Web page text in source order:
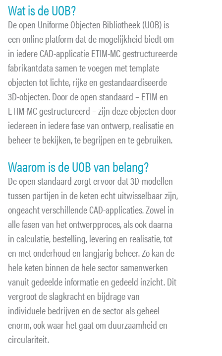
Wat is de UOB?
De open Uniforme Objecten Bibliotheek (UOB) is
een online platform dat de mogelijkheid biedt om
in iedere CAD-applicatie ETIM-MC gestructureerde
fabrikantdata samen te voegen met template
objecten tot lichte, rijke en gestandaardiseerde
3D-objecten. Door de open standaard – ETIM en
ETIM-MC gestructureerd – zijn deze objecten door
iedereen in iedere fase van ontwerp, realisatie en
beheer te bekijken, te begrijpen en te gebruiken.
Waarom is de UOB van belang?
De open standaard zorgt ervoor dat 3D-modellen
tussen partijen in de keten echt uitwisselbaar zijn,
ongeacht verschillende CAD-applicaties. Zowel in
alle fasen van het ontwerpproces, als ook daarna
in calculatie, bestelling, levering en realisatie, tot
en met onderhoud en langjarig beheer. Zo kan de
hele keten binnen de hele sector samenwerken
vanuit gedeelde informatie en gedeeld inzicht. Dit
vergroot de slagkracht en bijdrage van
individuele bedrijven en de sector als geheel
enorm, ook waar het gaat om duurzaamheid en
circulariteit.